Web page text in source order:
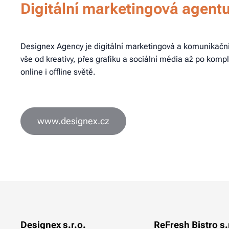
Digitální marketingová
Designex Agency je digitální marketingová a
vše od kreativy, přes grafiku a sociální média až po
online i offline světě.
www.designex.cz
Designex s.r.o. ReFresh Bistro